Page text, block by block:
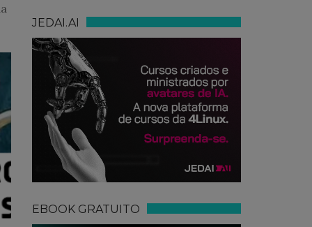
JEDAI.AI
EBOOK GRATUITO